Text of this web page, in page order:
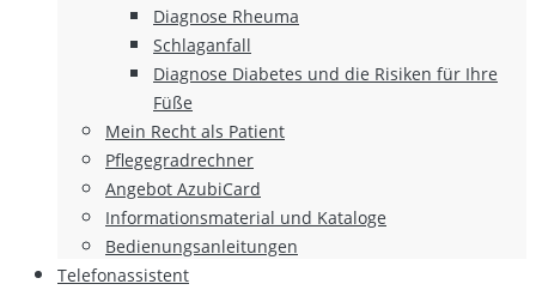
Diagnose Rheuma
Schlaganfall
Diagnose Diabetes und die Risiken für Ihre
Füße
Mein Recht als Patient
Pflegegradrechner
Angebot AzubiCard
Informationsmaterial und Kataloge
Bedienungsanleitungen
Telefonassistent